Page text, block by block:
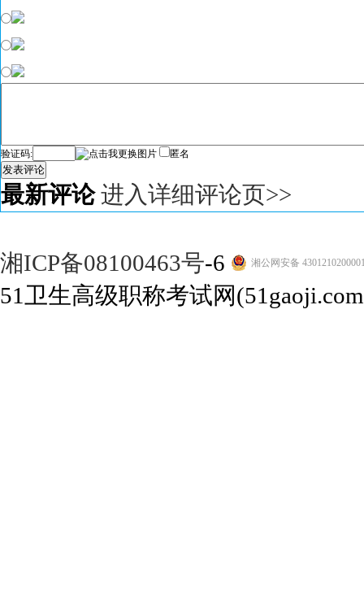
验证码: 匿名
发表评论
最新评论 进入详细评论页>>
湘ICP备08100463号-6 湘公网安备
51卫生高级职称考试网